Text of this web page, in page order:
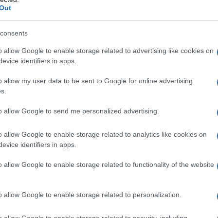
allow Google to enable storage related to advertising like cookies on
identifiers in apps.
allow my user data to be sent to Google for online advertising
allow Google to send me personalized advertising.
allow Google to enable storage related to analytics like cookies on
identifiers in apps.
allow Google to enable storage related to functionality of the website
allow Google to enable storage related to personalization.
+39 345 356 7512
di GalluraOggi.it
news daGoogle News